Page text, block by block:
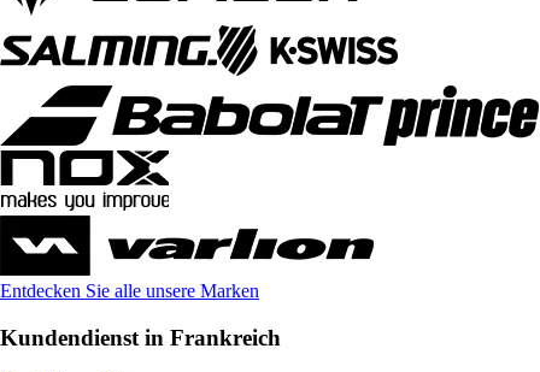
Entdecken Sie alle unsere Marken
Kundendienst in Frankreich